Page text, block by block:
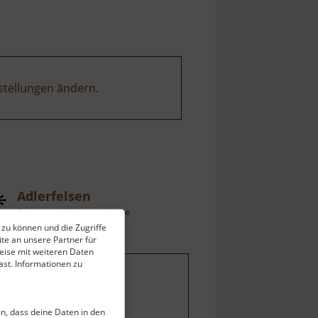
können und die Zugriffe
an unsere Partner für
mit weiteren Daten
Informationen zu
dass deine Daten in den
ändern.
Adlerfelsen
Eibenstock / Westerzgebirge
vom 11.04.2026 / Zugriffe: 24424
vom aktuellen Standort